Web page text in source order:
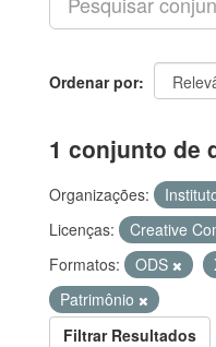
Ordenar por
1 conjunto de
Organizações:
Licenças:
Creative
Formatos:
ODS
Patrimônio
Filtrar Resultados